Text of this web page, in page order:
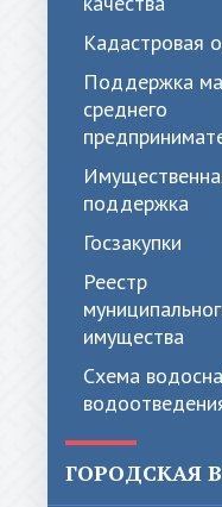
Кадастровая
Поддержка
среднего
поддержка
Госзакупки
Реестр
имущества
Схема
ГОРОДСКАЯ